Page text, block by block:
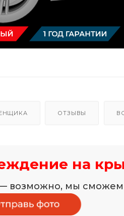
ОТЗЫВЫ
на
— возможно, мы